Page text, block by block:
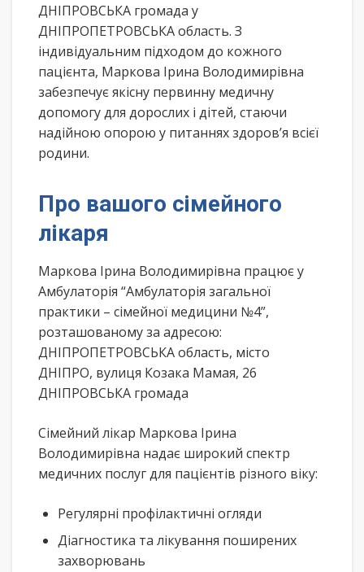
ДНІПРОВСЬКА громада у
ДНІПРОПЕТРОВСЬКА область. З
індивідуальним підходом до кожного
пацієнта, Маркова Ірина Володимирівна
забезпечує якісну первинну медичну
допомогу для дорослих і дітей, стаючи
надійною опорою у питаннях здоров’я всієї
родини.
Про вашого сімейного
лікаря
Маркова Ірина Володимирівна працює у
Амбулаторія “Амбулаторія загальної
практики – сімейної медицини №4”,
розташованому за адресою:
ДНІПРОПЕТРОВСЬКА область, місто
ДНІПРО, вулиця Козака Мамая, 26
ДНІПРОВСЬКА громада
Сімейний лікар Маркова Ірина
Володимирівна надає широкий спектр
медичних послуг для пацієнтів різного віку:
Регулярні профілактичні огляди
Діагностика та лікування поширених
захворювань